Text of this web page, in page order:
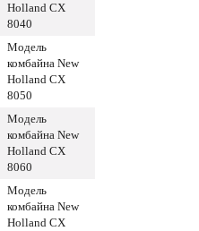
Holland CX
8040
Модель
комбайна New
Holland CX
8050
Модель
комбайна New
Holland CX
8060
Модель
комбайна New
Holland CX